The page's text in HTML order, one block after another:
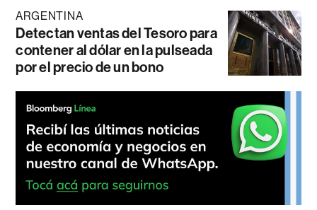
ARGENTINA
Detectan ventas del Tesoro para
contener al dólar en la pulseada
por el precio de un bono